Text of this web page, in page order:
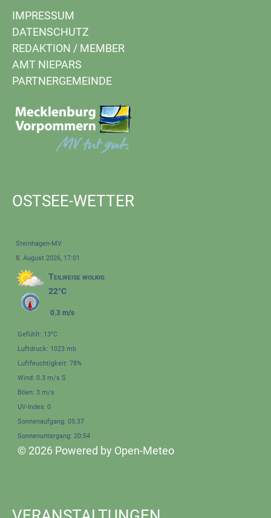
IMPRESSUM
DATENSCHUTZ
REDAKTION / MEMBER
AMT NIEPARS
PARTNERGEMEINDE
OSTSEE-WETTER
Steinhagen-MV
8. August 2026, 17:01
Teilweise wolkig
22°C
0.3 m/s
Gefühlt: 13°C
Luftdruck: 1023 mb
Luftfeuchtigkeit: 78%
Wind: 0.3 m/s S
Böen: 3 m/s
UV-Index: 0
Sonnenaufgang: 05:37
Sonnenuntergang: 20:54
© 2026 Powered by Open-Meteo